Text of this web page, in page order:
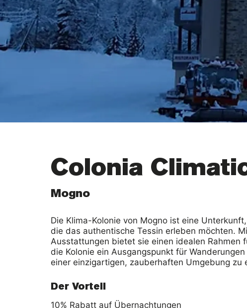
Colonia
Mogno
Die Klima-Kolonie von Mogno ist eine
die das authentische Tessin erleben möchten.
Ausstattungen bietet sie einen idealen Rahmen
die Kolonie ein Ausgangspunkt für
einer einzigartigen, zauberhaften Umgebung zu
Der Vorteil